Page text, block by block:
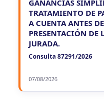
GANANCIAS
TRATAMIENTO DE
A CUENTA ANTES
PRESENTACIÓN DE
JURADA.
Consulta 87291/2026
07/08/2026